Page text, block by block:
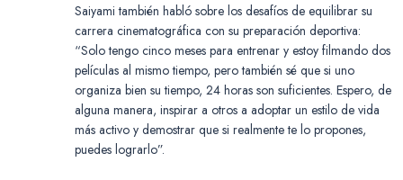
Saiyami también habló sobre los desafíos de equilibrar su
carrera cinematográfica con su preparación deportiva:
“Solo tengo cinco meses para entrenar y estoy filmando dos
películas al mismo tiempo, pero también sé que si uno
organiza bien su tiempo, 24 horas son suficientes. Espero, de
alguna manera, inspirar a otros a adoptar un estilo de vida
más activo y demostrar que si realmente te lo propones,
puedes lograrlo”.